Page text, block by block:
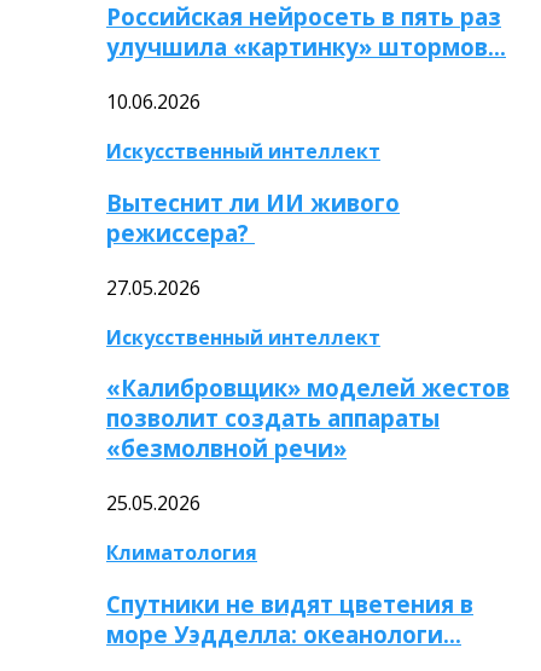
Российская нейросеть в пять раз
улучшила «картинку» штормов…
10.06.2026
Искусственный интеллект
Вытеснит ли ИИ живого
режиссера?
27.05.2026
Искусственный интеллект
«Калибровщик» моделей жестов
позволит создать аппараты
«безмолвной речи»
25.05.2026
Климатология
Спутники не видят цветения в
море Уэдделла: океанологи…